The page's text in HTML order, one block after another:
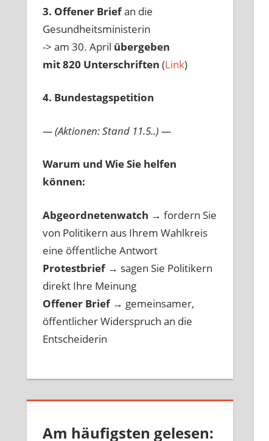
3. Offener Briefan die
Gesundheitsministerin
-> am 30. April übergeben
mit 820 Unterschriften (Link)
4. Bundestagspetition
— (Aktionen: Stand 11.5..) —
Warum und Wie Sie helfen
können:
Abgeordnetenwatch → fordern Sie
von Politikern aus Ihrem Wahlkreis
eine öffentliche Antwort
Protestbrief → sagen Sie Politikern
direkt Ihre Meinung
Offener Brief → gemeinsamer,
öffentlicher Widerspruch an die
Entscheiderin
Am häufigsten gelesen: